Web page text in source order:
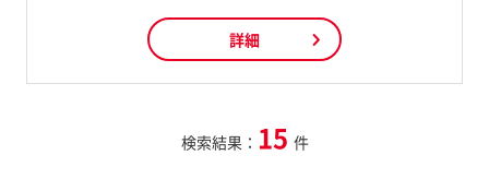
詳細
検索結果： 15 件